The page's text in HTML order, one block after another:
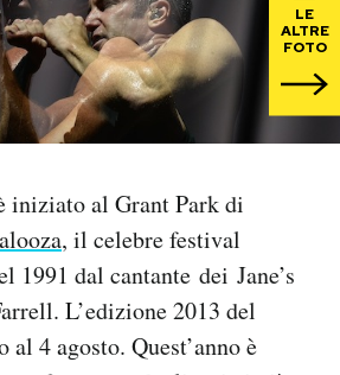
Mondiali calcio 2026
LE
ALTRE
FOTO
iniziato al Grant Park di
, il celebre festival
1991 dal cantante dei Jane’s
L’edizione 2013 del
4 agosto. Quest’anno è